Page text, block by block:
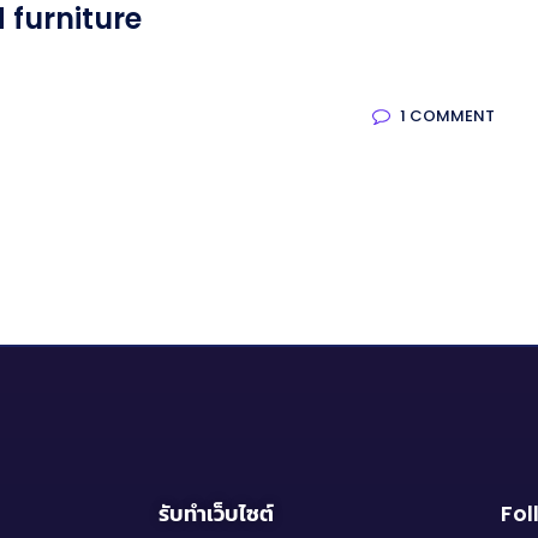
furniture
1 COMMENT
รับทำเว็บไซต์